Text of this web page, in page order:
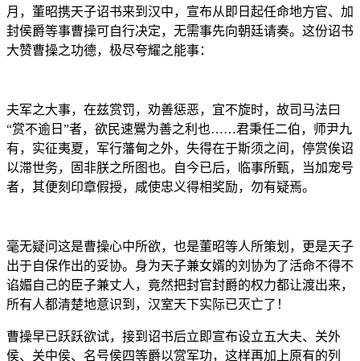
月，董昭携天子诏书来到汉中，宣布从即日起任命地方官、加
封侯爵等事曹操可自行决定，无需事先向朝廷请奏。这份诏书
大赞曹操之功德，极尽夸耀之能事：
夫军之大事，在兹赏罚，劝善惩恶，宜不旋时，故司马法曰
“赏不逾日”者，欲民速鷪为善之利也……君秉任二伯，师尹九
有，实征夷夏，军行藩甸之外，失得在于斯须之间，停赏俟诏
以滞世务，固非朕之所图也。自今已后，临事所甄，当加宠号
者，其便刻印章假授，咸使忠义得相奖励，勿有疑焉。
毫无疑问这是曹操心中所欲，也是董昭等人所策划，更是天子
出于自保作出的妥协。身为天子兼女婿的刘协为了活命不得不
谄媚自己的臣子兼丈人，竟然把封官封爵的权力都让渡出来，
所有人都清楚地意识到，汉室天下实际已灭亡了！
曹操早已跃跃欲试，接到诏书后立即宣布设立五大夫、关外
侯、关中侯、名号侯四等爵以赏军功，这样再加上原有的列